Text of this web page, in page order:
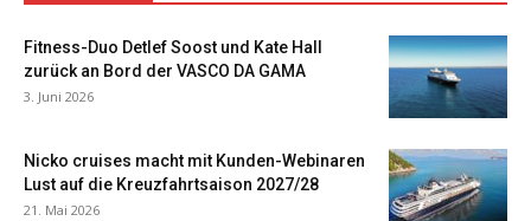
Fitness-Duo Detlef Soost und Kate Hall
zurück an Bord der VASCO DA GAMA
3. Juni 2026
Nicko cruises macht mit Kunden-Webinaren
Lust auf die Kreuzfahrtsaison 2027/28
21. Mai 2026